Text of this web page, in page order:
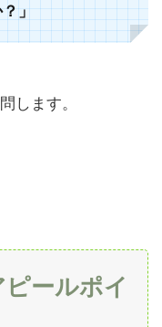
」
します。
ールポイ